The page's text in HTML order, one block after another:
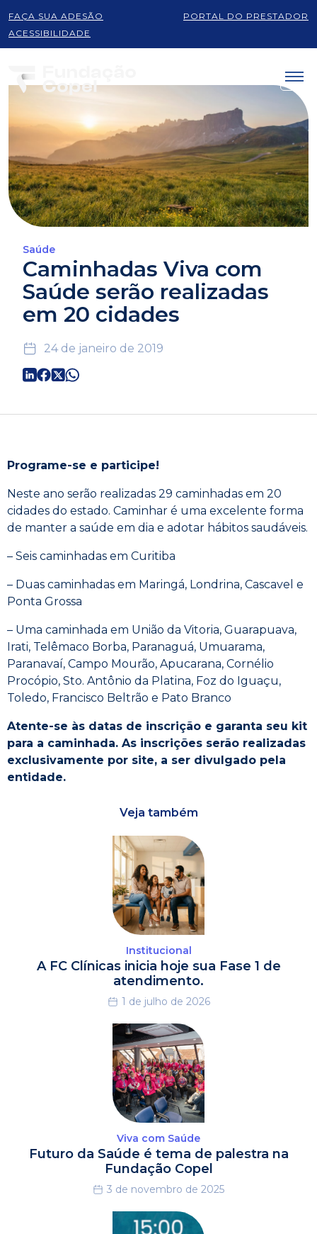
FAÇA SUA ADESÃO
PORTAL DO PRESTADOR
ACESSIBILIDADE
Saúde
Caminhadas Viva com
Saúde serão realizadas
em 20 cidades
24 de janeiro de 2019
Programe-se e participe!
Neste ano serão realizadas 29 caminhadas em 20
cidades do estado. Caminhar é uma excelente forma
de manter a saúde em dia e adotar hábitos saudáveis.
– Seis caminhadas em Curitiba
– Duas caminhadas em Maringá, Londrina, Cascavel e
Ponta Grossa
– Uma caminhada em União da Vitoria, Guarapuava,
Irati, Telêmaco Borba, Paranaguá, Umuarama,
Paranavaí, Campo Mourão, Apucarana, Cornélio
Procópio, Sto. Antônio da Platina, Foz do Iguaçu,
Toledo, Francisco Beltrão e Pato Branco
Atente-se às datas de inscrição e garanta seu kit
para a caminhada. As inscrições serão realizadas
exclusivamente por site, a ser divulgado pela
entidade.
Veja também
Institucional
A FC Clínicas inicia hoje sua Fase 1 de
atendimento.
1 de julho de 2026
Viva com Saúde
Futuro da Saúde é tema de palestra na
Fundação Copel
3 de novembro de 2025